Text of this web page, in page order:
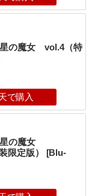
の魔女 vol.4（特
で購入
の魔女
限定版） [Blu-